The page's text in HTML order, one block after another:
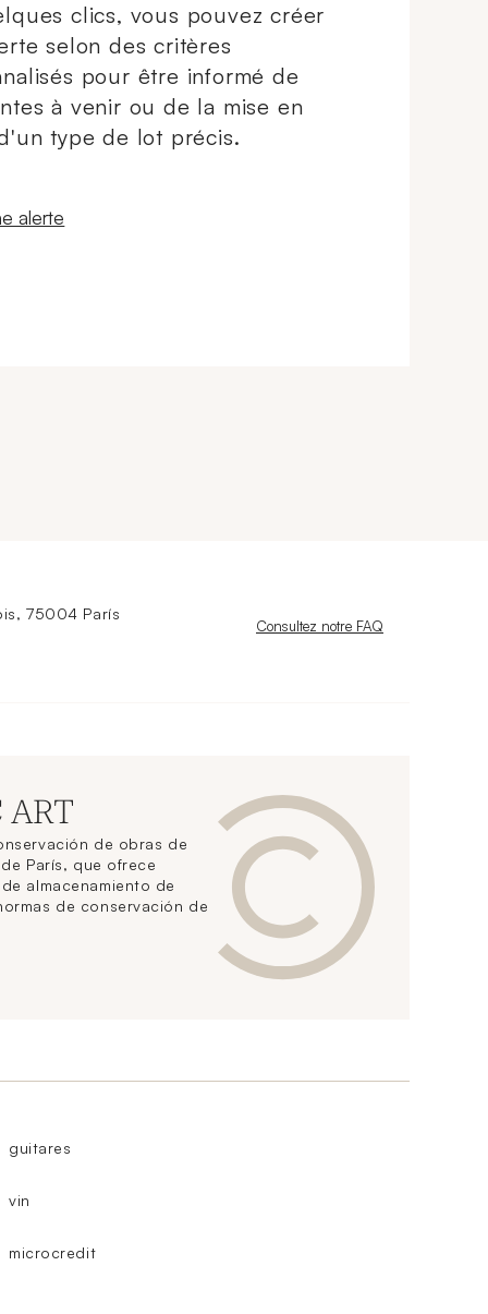
clics, vous pouvez créer
selon des critères
pour être informé de
à venir ou de la mise en
type de lot précis.
fenêtre
alerte
75004 París
Nouvelle fenêtre
Consultez notre FAQ
ART
de obras de
París, que ofrece
almacenamiento de
de conservación de
guitares
vin
microcredit